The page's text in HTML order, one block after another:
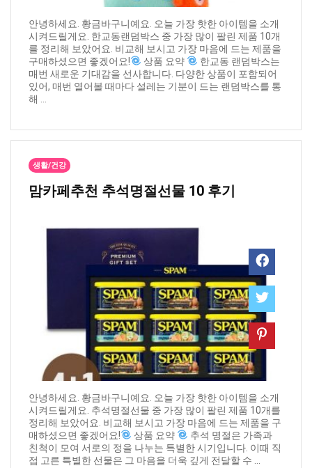
안녕하세요. 황금바구니예요. 오늘 가장 핫한 아이템을 소개
시켜드릴게요. 한교동랜덤박스 중 가장 많이 팔린 제품 10개
를 정리해 보았어요. 비교해 보시고 가장 마음에 드는 제품을
구매하셨으면 좋겠어요!
상품 요약
한교동 랜덤박스는
매번 새로운 기대감을 선사합니다. 다양한 상품이 포함되어
있어, 매번 열어볼 때마다 설레는 기분이 드는 랜덤박스를 통
해 ...
생활/건강
맘카페추천 ​추석명절선물 10 후기
안녕하세요. 황금바구니예요. 오늘 가장 핫한 아이템을 소개
시켜드릴게요. 추석명절선물 중 가장 많이 팔린 제품 10개를
정리해 보았어요. 비교해 보시고 가장 마음에 드는 제품을 구
매하셨으면 좋겠어요!
상품 요약
추석 명절은 가족과
친척이 모여 서로의 정을 나누는 특별한 시기입니다. 이때 직
접 고른 특별한 선물은 그 마음을 더욱 깊게 전달할 수 ...